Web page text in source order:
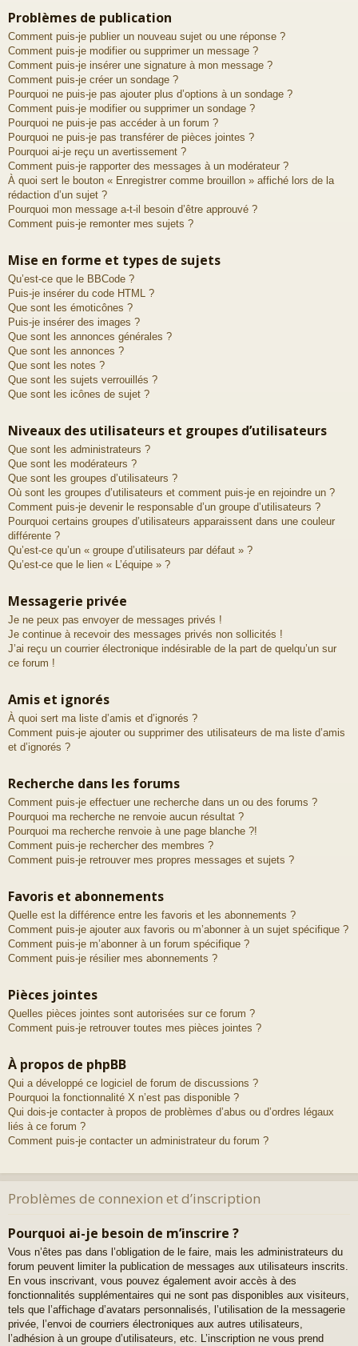
Problèmes de publication
Comment puis-je publier un nouveau sujet ou une réponse ?
Comment puis-je modifier ou supprimer un message ?
Comment puis-je insérer une signature à mon message ?
Comment puis-je créer un sondage ?
Pourquoi ne puis-je pas ajouter plus d’options à un sondage ?
Comment puis-je modifier ou supprimer un sondage ?
Pourquoi ne puis-je pas accéder à un forum ?
Pourquoi ne puis-je pas transférer de pièces jointes ?
Pourquoi ai-je reçu un avertissement ?
Comment puis-je rapporter des messages à un modérateur ?
À quoi sert le bouton « Enregistrer comme brouillon » affiché lors de la
rédaction d’un sujet ?
Pourquoi mon message a-t-il besoin d’être approuvé ?
Comment puis-je remonter mes sujets ?
Mise en forme et types de sujets
Qu’est-ce que le BBCode ?
Puis-je insérer du code HTML ?
Que sont les émoticônes ?
Puis-je insérer des images ?
Que sont les annonces générales ?
Que sont les annonces ?
Que sont les notes ?
Que sont les sujets verrouillés ?
Que sont les icônes de sujet ?
Niveaux des utilisateurs et groupes d’utilisateurs
Que sont les administrateurs ?
Que sont les modérateurs ?
Que sont les groupes d’utilisateurs ?
Où sont les groupes d’utilisateurs et comment puis-je en rejoindre un ?
Comment puis-je devenir le responsable d’un groupe d’utilisateurs ?
Pourquoi certains groupes d’utilisateurs apparaissent dans une couleur
différente ?
Qu’est-ce qu’un « groupe d’utilisateurs par défaut » ?
Qu’est-ce que le lien « L’équipe » ?
Messagerie privée
Je ne peux pas envoyer de messages privés !
Je continue à recevoir des messages privés non sollicités !
J’ai reçu un courrier électronique indésirable de la part de quelqu’un sur
ce forum !
Amis et ignorés
À quoi sert ma liste d’amis et d’ignorés ?
Comment puis-je ajouter ou supprimer des utilisateurs de ma liste d’amis
et d’ignorés ?
Recherche dans les forums
Comment puis-je effectuer une recherche dans un ou des forums ?
Pourquoi ma recherche ne renvoie aucun résultat ?
Pourquoi ma recherche renvoie à une page blanche ?!
Comment puis-je rechercher des membres ?
Comment puis-je retrouver mes propres messages et sujets ?
Favoris et abonnements
Quelle est la différence entre les favoris et les abonnements ?
Comment puis-je ajouter aux favoris ou m’abonner à un sujet spécifique ?
Comment puis-je m’abonner à un forum spécifique ?
Comment puis-je résilier mes abonnements ?
Pièces jointes
Quelles pièces jointes sont autorisées sur ce forum ?
Comment puis-je retrouver toutes mes pièces jointes ?
À propos de phpBB
Qui a développé ce logiciel de forum de discussions ?
Pourquoi la fonctionnalité X n’est pas disponible ?
Qui dois-je contacter à propos de problèmes d’abus ou d’ordres légaux
liés à ce forum ?
Comment puis-je contacter un administrateur du forum ?
Problèmes de connexion et d’inscription
Pourquoi ai-je besoin de m’inscrire ?
Vous n’êtes pas dans l’obligation de le faire, mais les administrateurs du
forum peuvent limiter la publication de messages aux utilisateurs inscrits.
En vous inscrivant, vous pouvez également avoir accès à des
fonctionnalités supplémentaires qui ne sont pas disponibles aux visiteurs,
tels que l’affichage d’avatars personnalisés, l’utilisation de la messagerie
privée, l’envoi de courriers électroniques aux autres utilisateurs,
l’adhésion à un groupe d’utilisateurs, etc. L’inscription ne vous prend